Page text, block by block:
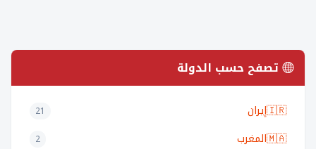
تصفح حسب الدولة
🇮🇷إيران 21
🇲🇦المغرب 2